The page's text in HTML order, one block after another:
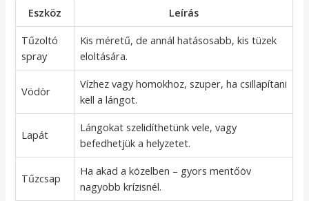
Eszköz
Leírás
Tűzoltó
spray
Kis méretű, de annál hatásosabb, kis tüzek
eloltására.
Vödör
Vízhez vagy homokhoz, szuper, ha csillapítani
kell a lángot.
Lapát
Lángokat szelidíthetünk vele, vagy
befedhetjük a helyzetet.
Tűzcsap
Ha akad a közelben – gyors mentőöv
nagyobb krízisnél.